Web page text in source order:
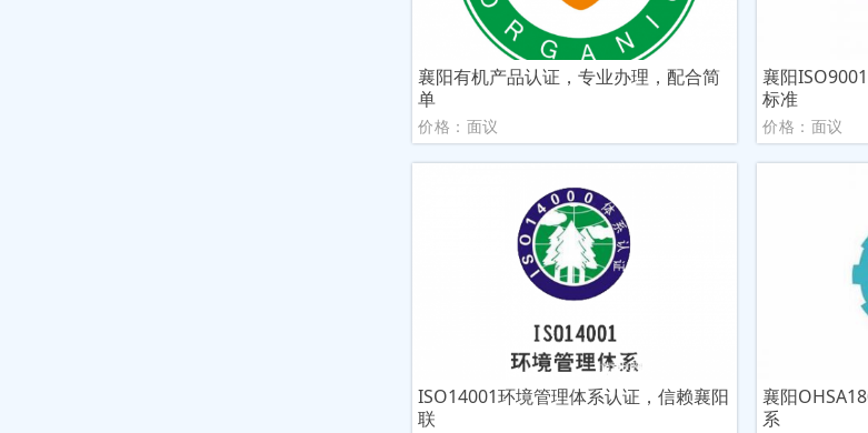
襄阳有机产品认证，专业办理，配合简
单
价格：面议
襄阳
标准
价格：面议
ISO14001环境管理体系认证，信赖襄阳
联
襄阳
系